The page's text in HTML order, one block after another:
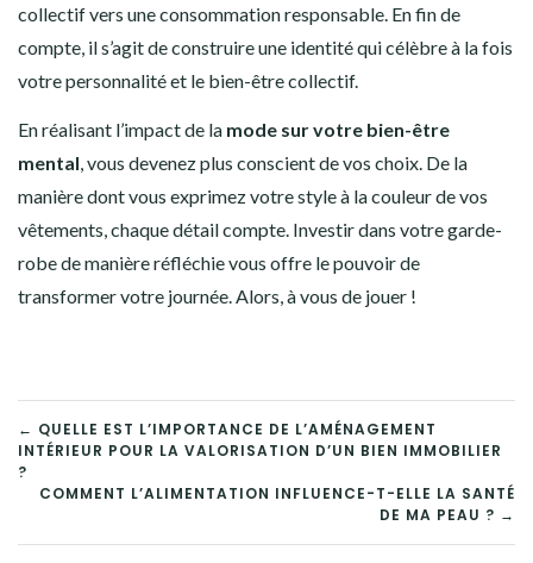
collectif vers une consommation responsable. En fin de
compte, il s’agit de construire une identité qui célèbre à la fois
votre personnalité et le bien-être collectif.
En réalisant l’impact de la mode sur votre bien-être
mental, vous devenez plus conscient de vos choix. De la
manière dont vous exprimez votre style à la couleur de vos
vêtements, chaque détail compte. Investir dans votre garde-
robe de manière réfléchie vous offre le pouvoir de
transformer votre journée. Alors, à vous de jouer !
NAVIGATION
DE
L’ARTICLE
← QUELLE EST L’IMPORTANCE DE L’AMÉNAGEMENT
INTÉRIEUR POUR LA VALORISATION D’UN BIEN IMMOBILIER
?
COMMENT L’ALIMENTATION INFLUENCE-T-ELLE LA SANTÉ
DE MA PEAU ? →